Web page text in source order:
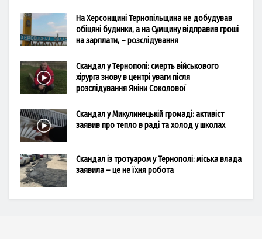
На Херсонщині Тернопільщина не добудував
обіцяні будинки, а на Сумщину відправив гроші
на зарплати, – розслідування
Скандал у Тернополі: смерть військового
хірурга знову в центрі уваги після
розслідування Яніни Соколової
Скандал у Микулинецькій громаді: активіст
заявив про тепло в раді та холод у школах
Скандал із тротуаром у Тернополі: міська влада
заявила – це не їхня робота